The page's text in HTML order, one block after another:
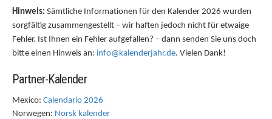
Hinweis: Sämtliche Informationen für den Kalender 2026 wurden
sorgfältig zusammengestellt – wir haften jedoch nicht für etwaige
Fehler. Ist Ihnen ein Fehler aufgefallen? – dann senden Sie uns doch
bitte einen Hinweis an: info@kalenderjahr.de. Vielen Dank!
Partner-Kalender
Mexico: Calendario 2026
Norwegen: Norsk kalender